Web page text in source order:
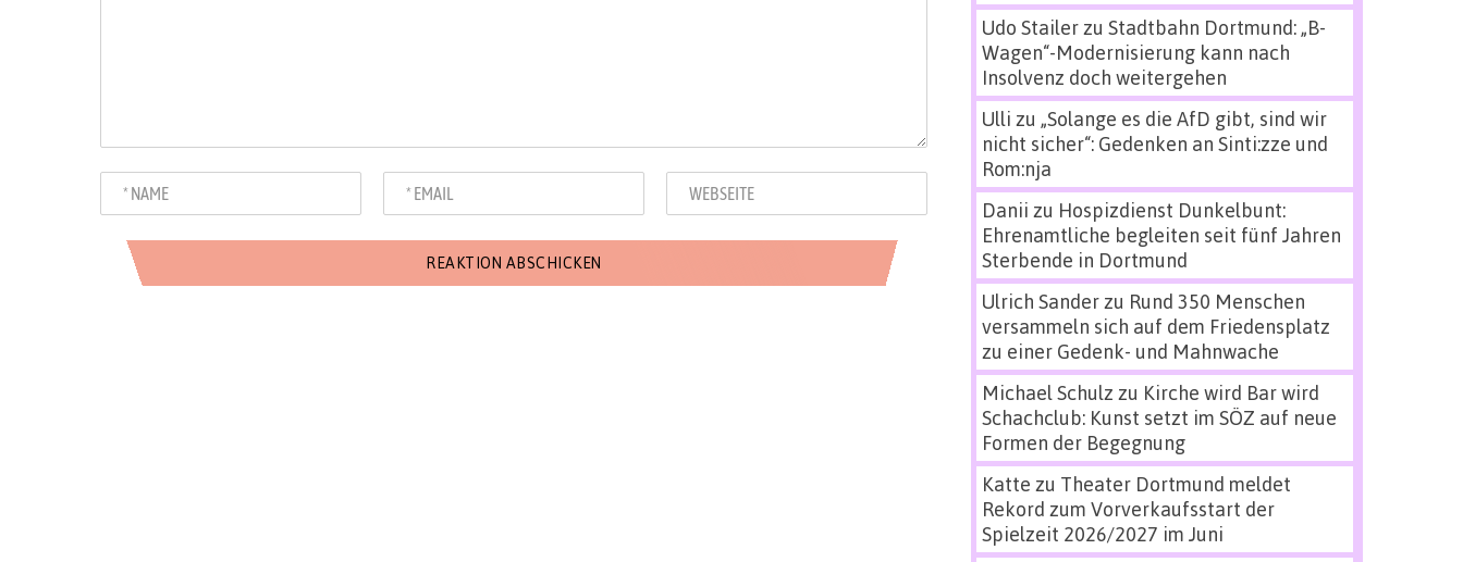
Udo Stailerzu Stadtbahn Dortmund: „B-
Wagen“-Modernisierung kann nach
Insolvenz doch weitergehen
Ulli zu „Solange es die AfD gibt, sind wir
nicht sicher“: Gedenken an Sinti:zze und
Rom:nja
Danii zu Hospizdienst Dunkelbunt:
Ehrenamtliche begleiten seit fünf Jahren
Sterbende in Dortmund
Ulrich Sanderzu Rund 350 Menschen
versammeln sich auf dem Friedensplatz
zu einer Gedenk- und Mahnwache
Michael Schulz zu Kirche wird Bar wird
Schachclub: Kunst setzt im SÖZ auf neue
Formen der Begegnung
Katte zu Theater Dortmund meldet
Rekord zum Vorverkaufsstart der
Spielzeit 2026/2027 im Juni